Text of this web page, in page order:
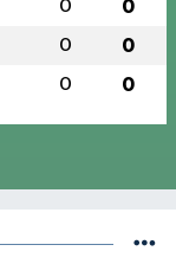
0 0
0 0
0 0